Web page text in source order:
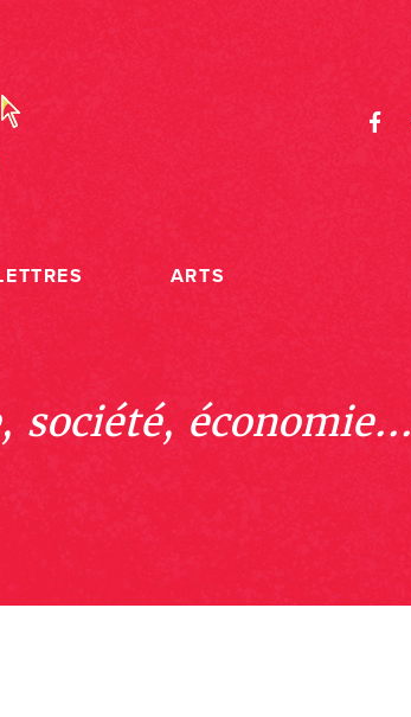
ARTS
société, économie...